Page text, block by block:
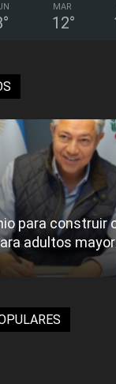
°
MAR
12°
para construir
adultos